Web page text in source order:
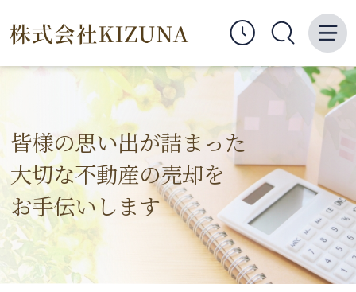
皆様の思い出が詰まった
大切な不動産の売却を
お手伝いします